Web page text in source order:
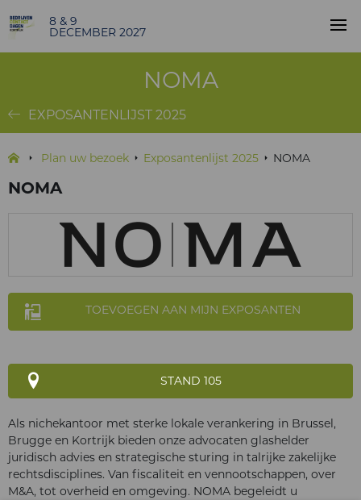
8 & 9
DECEMBER 2027
NOMA
EXPOSANTENLIJST 2025
Plan uw bezoek Exposantenlijst 2025 NOMA
NOMA
TOEVOEGEN AAN MIJN EXPOSANTEN
STAND 105
Als nichekantoor met sterke lokale verankering in Brussel,
Brugge en Kortrijk bieden onze advocaten glashelder
juridisch advies en strategische sturing in talrijke zakelijke
rechtsdisciplines. Van fiscaliteit en vennootschappen, over
M&A, tot overheid en omgeving. NOMA begeleidt u